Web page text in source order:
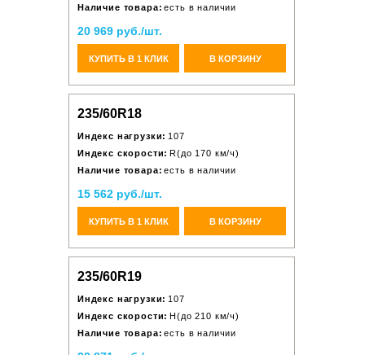
Наличие товара: есть в наличии
20 969 руб./шт.
КУПИТЬ В 1 КЛИК В КОРЗИНУ
235/60R18
Индекс нагрузки: 107
Индекс скорости: R(до 170 км/ч)
Наличие товара: есть в наличии
15 562 руб./шт.
КУПИТЬ В 1 КЛИК В КОРЗИНУ
235/60R19
Индекс нагрузки: 107
Индекс скорости: H(до 210 км/ч)
Наличие товара: есть в наличии